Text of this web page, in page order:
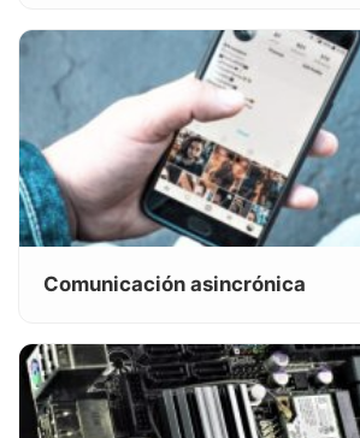
Comunicación asincrónica